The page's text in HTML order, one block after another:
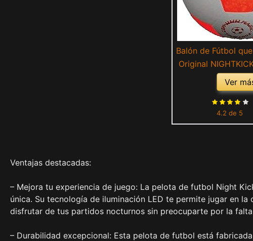
Balón de Fútbol
Original
se enciende
Brilla en la
Blanco/Rojo –
Ver
4.2 de 5
Ventajas destacadas:
– Mejora tu experiencia de juego: La pelota de futbol Night
única. Su tecnología de iluminación LED te permite jugar en
disfrutar de tus partidos nocturnos sin preocuparte por la
– Durabilidad excepcional: Esta pelota de futbol está